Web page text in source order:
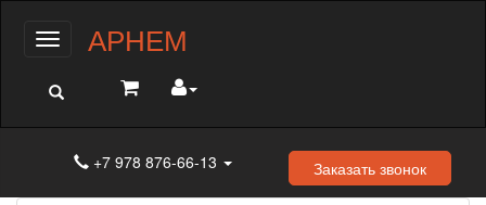
МенюАРНЕМ
+7 978 876-66-13 Заказать звонок